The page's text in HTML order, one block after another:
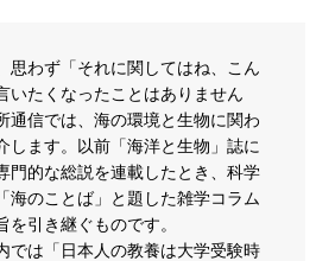
わず「それに関してはね、こん
いたくなったことはありません
通信では、海の環境と生物に関わ
します。以前「海洋と生物」誌に
門的な総説を連載したとき、科学
海のことば」と題した雑学コラム
を引き継ぐものです。
は「日本人の教養は大学受験時